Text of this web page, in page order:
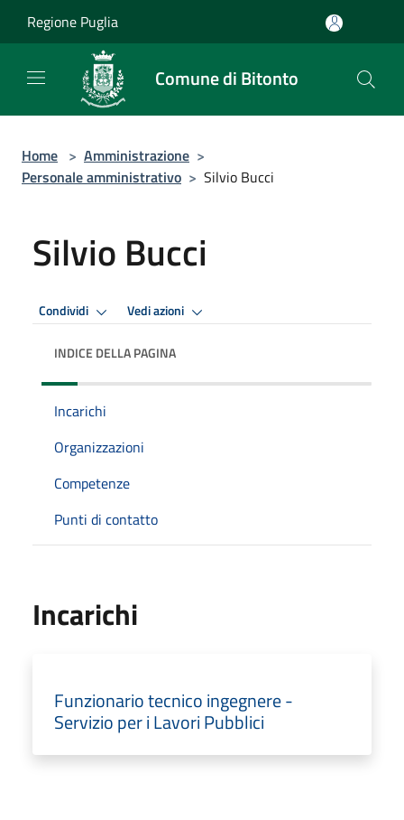
Regione Puglia
Comune di Bitonto
Home > Amministrazione >
Personale amministrativo > Silvio Bucci
Silvio Bucci
Condividi Vedi azioni
INDICE DELLA PAGINA
Incarichi
Organizzazioni
Competenze
Punti di contatto
Incarichi
Funzionario tecnico ingegnere -
Servizio per i Lavori Pubblici